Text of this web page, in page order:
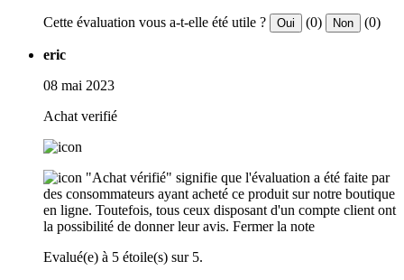
Cette évaluation vous a-t-elle été utile ? Oui (0) Non (0)
eric
08 mai 2023
Achat verifié
"Achat vérifié" signifie que l'évaluation a été faite par
des consommateurs ayant acheté ce produit sur notre boutique
en ligne. Toutefois, tous ceux disposant d'un compte client ont
la possibilité de donner leur avis. Fermer la note
Evalué(e) à 5 étoile(s) sur 5.